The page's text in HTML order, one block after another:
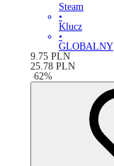
Steam
•
Klucz
•
GLOBALNY
9.75 PLN
25.78 PLN
-62%